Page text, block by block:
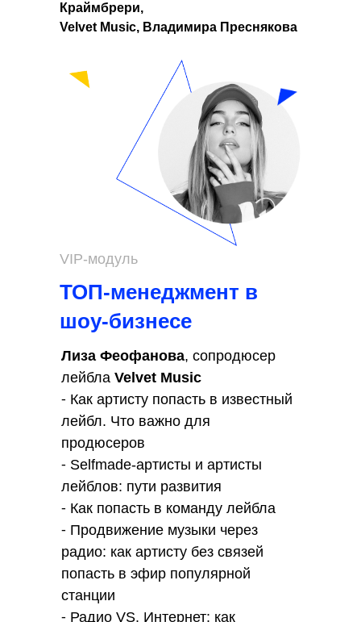
Краймбрери,
Velvet Music, Владимира Преснякова
ТОП-менеджмент в
шоу-бизнесе
Лиза Феофанова, сопродюсер
лейбла Velvet Music
⁃ Как артисту попасть в известный
лейбл. Что важно для
продюсеров
⁃ Selfmade-артисты и артисты
лейблов: пути развития
⁃ Как попасть в команду лейбла
⁃ Продвижение музыки через
радио: как артисту без связей
попасть в эфир популярной
станции
⁃ Радио VS. Интернет: как
VIP-модуль